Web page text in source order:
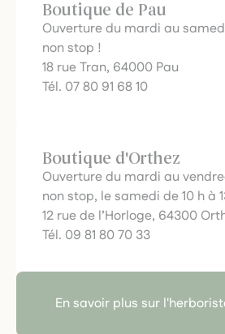
Boutique de Pau
Ouverture du mardi au
non stop !
18 rue Tran, 64000 Pau
Tél. 07 80 91 68 10
Boutique d'Orthez
Ouverture du mardi au
non stop, le samedi de 10 h à
12 rue de l’Horloge, 64300
Tél. 09 81 80 70 33
En savoir plus sur